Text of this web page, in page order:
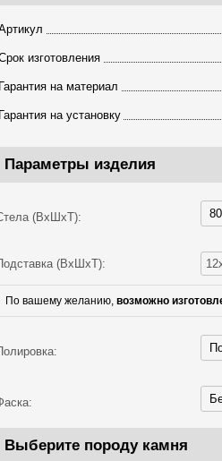
изготовления
на материал
на установку
Параметры изделия
(ВхШхТ):
(ВхШхТ):
По вашему желанию, возможно
Выберите породу камня